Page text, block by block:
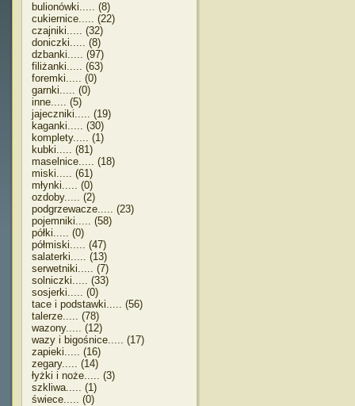
bulionówki..... (8)
cukiernice..... (22)
czajniki..... (32)
doniczki..... (8)
dzbanki..... (97)
filiżanki..... (63)
foremki..... (0)
garnki..... (0)
inne..... (5)
jajeczniki..... (19)
kaganki..... (30)
komplety..... (1)
kubki..... (81)
maselnice..... (18)
miski..... (61)
młynki..... (0)
ozdoby..... (2)
podgrzewacze..... (23)
pojemniki..... (58)
półki..... (0)
półmiski..... (47)
salaterki..... (13)
serwetniki..... (7)
solniczki..... (33)
sosjerki..... (0)
tace i podstawki..... (56)
talerze..... (78)
wazony..... (12)
wazy i bigośnice..... (17)
zapieki..... (16)
zegary..... (14)
łyżki i noże..... (3)
szkliwa..... (1)
świece..... (0)